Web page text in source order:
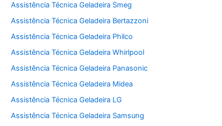
Assistência Técnica Geladeira Smeg
Assistência Técnica Geladeira Bertazzoni
Assistência Técnica Geladeira Philco
Assistência Técnica Geladeira Whirlpool
Assistência Técnica Geladeira Panasonic
Assistência Técnica Geladeira Midea
Assistência Técnica Geladeira LG
Assistência Técnica Geladeira Samsung